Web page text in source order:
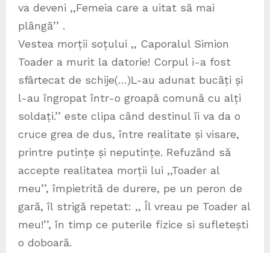
va deveni ,,Femeia care a uitat să mai
plângă’’ .
Vestea morții soțului ,, Caporalul Simion
Toader a murit la datorie! Corpul i-a fost
sfârtecat de schije(…)L-au adunat bucăți și
l-au îngropat într-o groapă comună cu alți
soldați.’’ este clipa când destinul îi va da o
cruce grea de dus, între realitate și visare,
printre putințe și neputințe. Refuzând să
accepte realitatea morții lui ,,Toader al
meu’’, împietrită de durere, pe un peron de
gară, îl strigă repetat: ,, Îl vreau pe Toader al
meu!’’, în timp ce puterile fizice si sufletești
o doboară.